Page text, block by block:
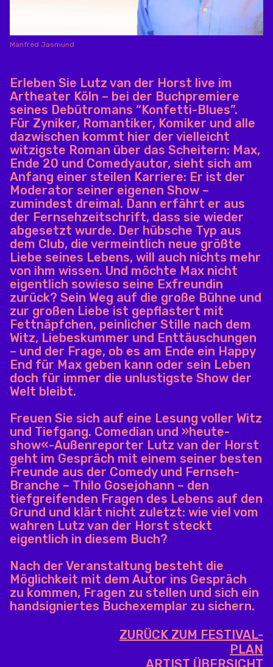
Manfred Jasmund
Erleben Sie Lutz van der Horst live im
Artheater Köln – bei der Buchpremiere
seines Debütromans “Konfetti-Blues”.
Für Zyniker, Romantiker, Komiker und alle
dazwischen kommt hier der vielleicht
witzigste Roman über das Scheitern: Max,
Ende 20 und Comedyautor, sieht sich am
Anfang einer steilen Karriere: Er ist der
Moderator seiner eigenen Show –
zumindest dreimal. Dann erfährt er aus
der Fernsehzeitschrift, dass sie wieder
abgesetzt wurde. Der hübsche Typ aus
dem Club, die vermeintlich neue größte
Liebe seines Lebens, will auch nichts mehr
von ihm wissen. Und möchte Max nicht
eigentlich sowieso seine Exfreundin
zurück? Sein Weg auf die große Bühne und
zur großen Liebe ist gepflastert mit
Fettnäpfchen, peinlicher Stille nach dem
Witz, Liebeskummer und Enttäuschungen
– und der Frage, ob es am Ende ein Happy
End für Max geben kann oder sein Leben
doch für immer die unlustigste Show der
Welt bleibt.
Freuen Sie sich auf eine Lesung voller Witz
und Tiefgang. Comedian und »heute-
show«-Außenreporter Lutz van der Horst
geht im Gespräch mit einem seiner besten
Freunde aus der Comedy und Fernseh-
Branche – Thilo Gosejohann – den
tiefgreifenden Fragen des Lebens auf den
Grund und klärt nicht zuletzt: wie viel vom
wahren Lutz van der Horst steckt
eigentlich in diesem Buch?
Nach der Veranstaltung besteht die
Möglichkeit mit dem Autor ins Gespräch
zu kommen, Fragen zu stellen und sich ein
handsigniertes Buchexemplar zu sichern.
ZURÜCK ZUM FESTIVAL-
PLAN
ARTIST ÜBERSICHT